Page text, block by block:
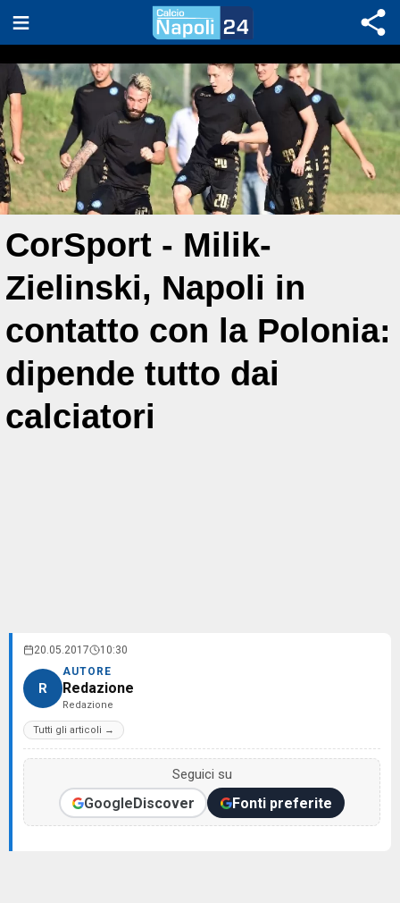
CorSport - Milik-
Zielinski, Napoli in
contatto con la Polonia:
dipende tutto dai
calciatori
20.05.2017 10:30
R
AUTORE
Redazione
Redazione
Tutti gli articoli →
Seguici su
GoogleDiscover Fonti preferite